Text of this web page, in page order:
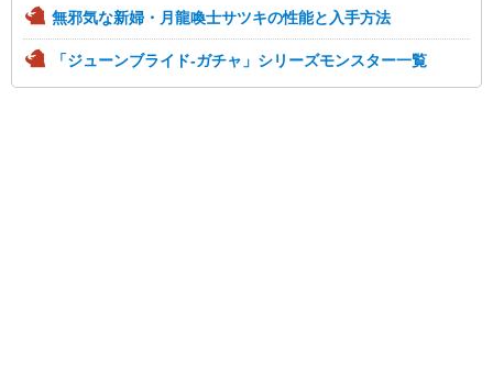
無邪気な新婦・月龍喚士サツキの性能と入手方法
「ジューンブライド-ガチャ」シリーズモンスター一覧